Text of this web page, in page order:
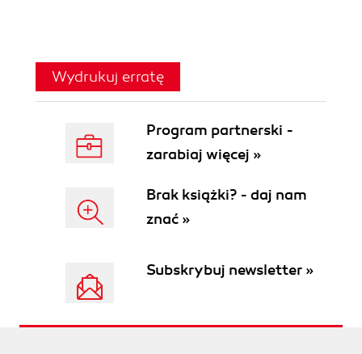
Wydrukuj erratę
Program partnerski -
zarabiaj więcej »
Brak książki? - daj nam
znać »
Subskrybuj newsletter »